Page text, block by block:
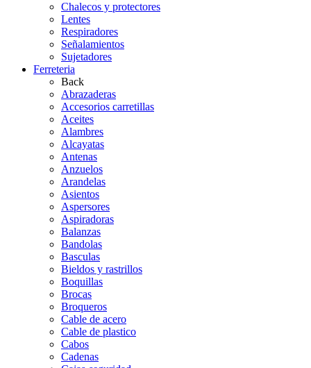
Chalecos y protectores
Lentes
Respiradores
Señalamientos
Sujetadores
Ferreteria
Back
Abrazaderas
Accesorios carretillas
Aceites
Alambres
Alcayatas
Antenas
Anzuelos
Arandelas
Asientos
Aspersores
Aspiradoras
Balanzas
Bandolas
Basculas
Bieldos y rastrillos
Boquillas
Brocas
Broqueros
Cable de acero
Cable de plastico
Cabos
Cadenas